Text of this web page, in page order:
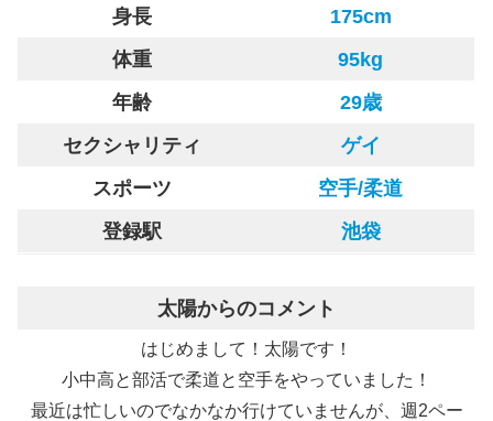
身長
175cm
体重
95kg
年齢
29歳
セクシャリティ
ゲイ
スポーツ
空手/柔道
登録駅
池袋
太陽からのコメント
はじめまして！太陽です！
小中高と部活で柔道と空手をやっていました！
最近は忙しいのでなかなか行けていませんが、週2ペー